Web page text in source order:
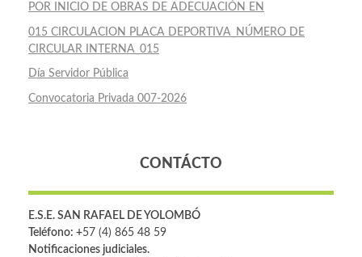
POR INICIO DE OBRAS DE ADECUACIÓN EN
015 CIRCULACION PLACA DEPORTIVA_NÚMERO DE
CIRCULAR INTERNA_015
Día Servidor Pública
Convocatoria Privada 007-2026
CONTÁCTO
E.S.E. SAN RAFAEL DE YOLOMBÓ
Teléfono: +57 (4) 865 48 59
Notificaciones judiciales.